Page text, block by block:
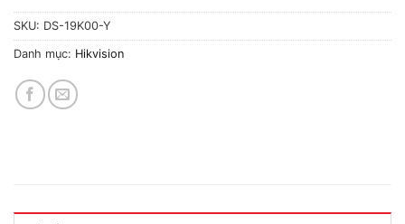
SKU: DS-19K00-Y
Danh mục: Hikvision